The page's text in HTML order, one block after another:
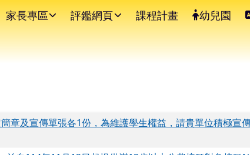
家長專區 評鑑網頁 課程計畫 幼兒園
章及宣傳單張各1份，為維護學生權益，請貴單位積極宣